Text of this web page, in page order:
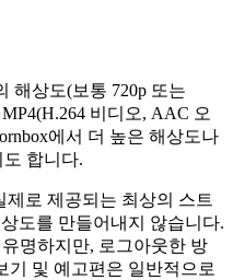
해상도(보통 720p 또는
비디오, AAC 오
에서 더 높은 해상도나
합니다.
로 제공되는 최상의 스트
도를 만들어내지 않습니다.
명하지만, 로그아웃한 방
기 및 예고편은 일반적으로